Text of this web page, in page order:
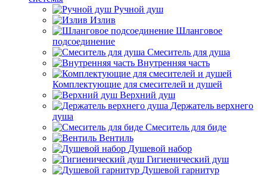
Ручной душ
Излив
Шланговое
подсоединение
Смеситель для душа
Внутренняя часть
Комплектующие для смесителей и душей
Верхний душ
Держатель верхнего
душа
Смеситель для биде
Вентиль
Душевой набор
Гигиенический душ
Душевой гарнитур